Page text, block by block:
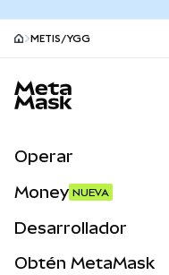
METIS/YGG
Operar
Activos del mundo real
Money NUEVA
Desarrollador
Obtén MetaMask